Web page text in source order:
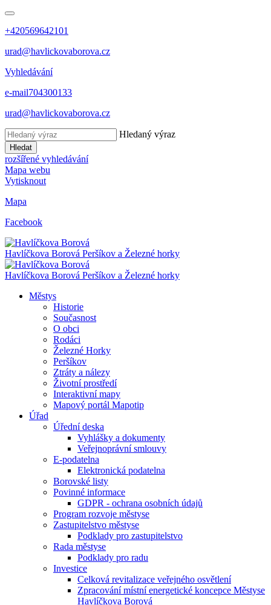
+420569642101
urad@havlickovaborova.cz
Vyhledávání
e-mail704300133
urad@havlickovaborova.cz
Hledaný výraz
Hledat
rozšířené vyhledávání
Mapa webu
Vytisknout
Mapa
Facebook
Havlíčkova Borová Peršíkov a Železné horky
Havlíčkova Borová Peršíkov a Železné horky
Městys
Historie
Současnost
O obci
Rodáci
Železné Horky
Peršíkov
Ztráty a nálezy
Životní prostředí
Interaktivní mapy
Mapový portál Mapotip
Úřad
Úřední deska
Vyhlášky a dokumenty
Veřejnoprávní smlouvy
E-podatelna
Elektronická podatelna
Borovské listy
Povinné informace
GDPR - ochrana osobních údajů
Program rozvoje městyse
Zastupitelstvo městyse
Podklady pro zastupitelstvo
Rada městyse
Podklady pro radu
Investice
Celková revitalizace veřejného osvětlení
Zpracování místní energetické koncepce Městyse
Havlíčkova Borová